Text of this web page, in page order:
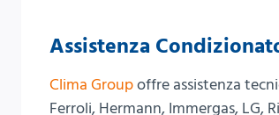
Assistenza
Clima Groupoffre assistenza
Ferroli, Hermann, Immergas, LG,